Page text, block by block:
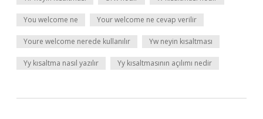
You welcome ne Your welcome ne cevap verilir
Youre welcome nerede kullanılır Yw neyin kısaltması
Yy kısaltma nasıl yazılır Yy kısaltmasının açılımı nedir